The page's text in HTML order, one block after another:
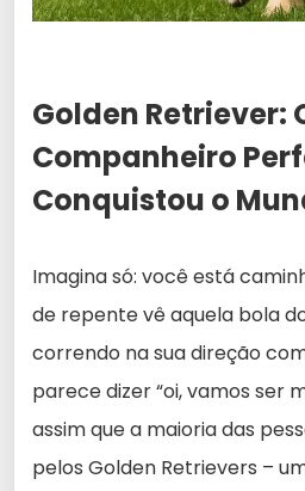
Golden Retriever:
Companheiro
Conquistou o
Imagina só: você está
de repente vê aquela bola
correndo na sua direção
parece dizer “oi, vamos ser
assim que a maioria das
pelos Golden Retrievers –